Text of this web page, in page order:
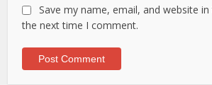
Save my name, email, and website
the next time I comment.